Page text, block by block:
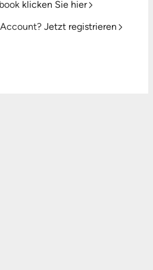
klicken Sie hier
Jetzt registrieren